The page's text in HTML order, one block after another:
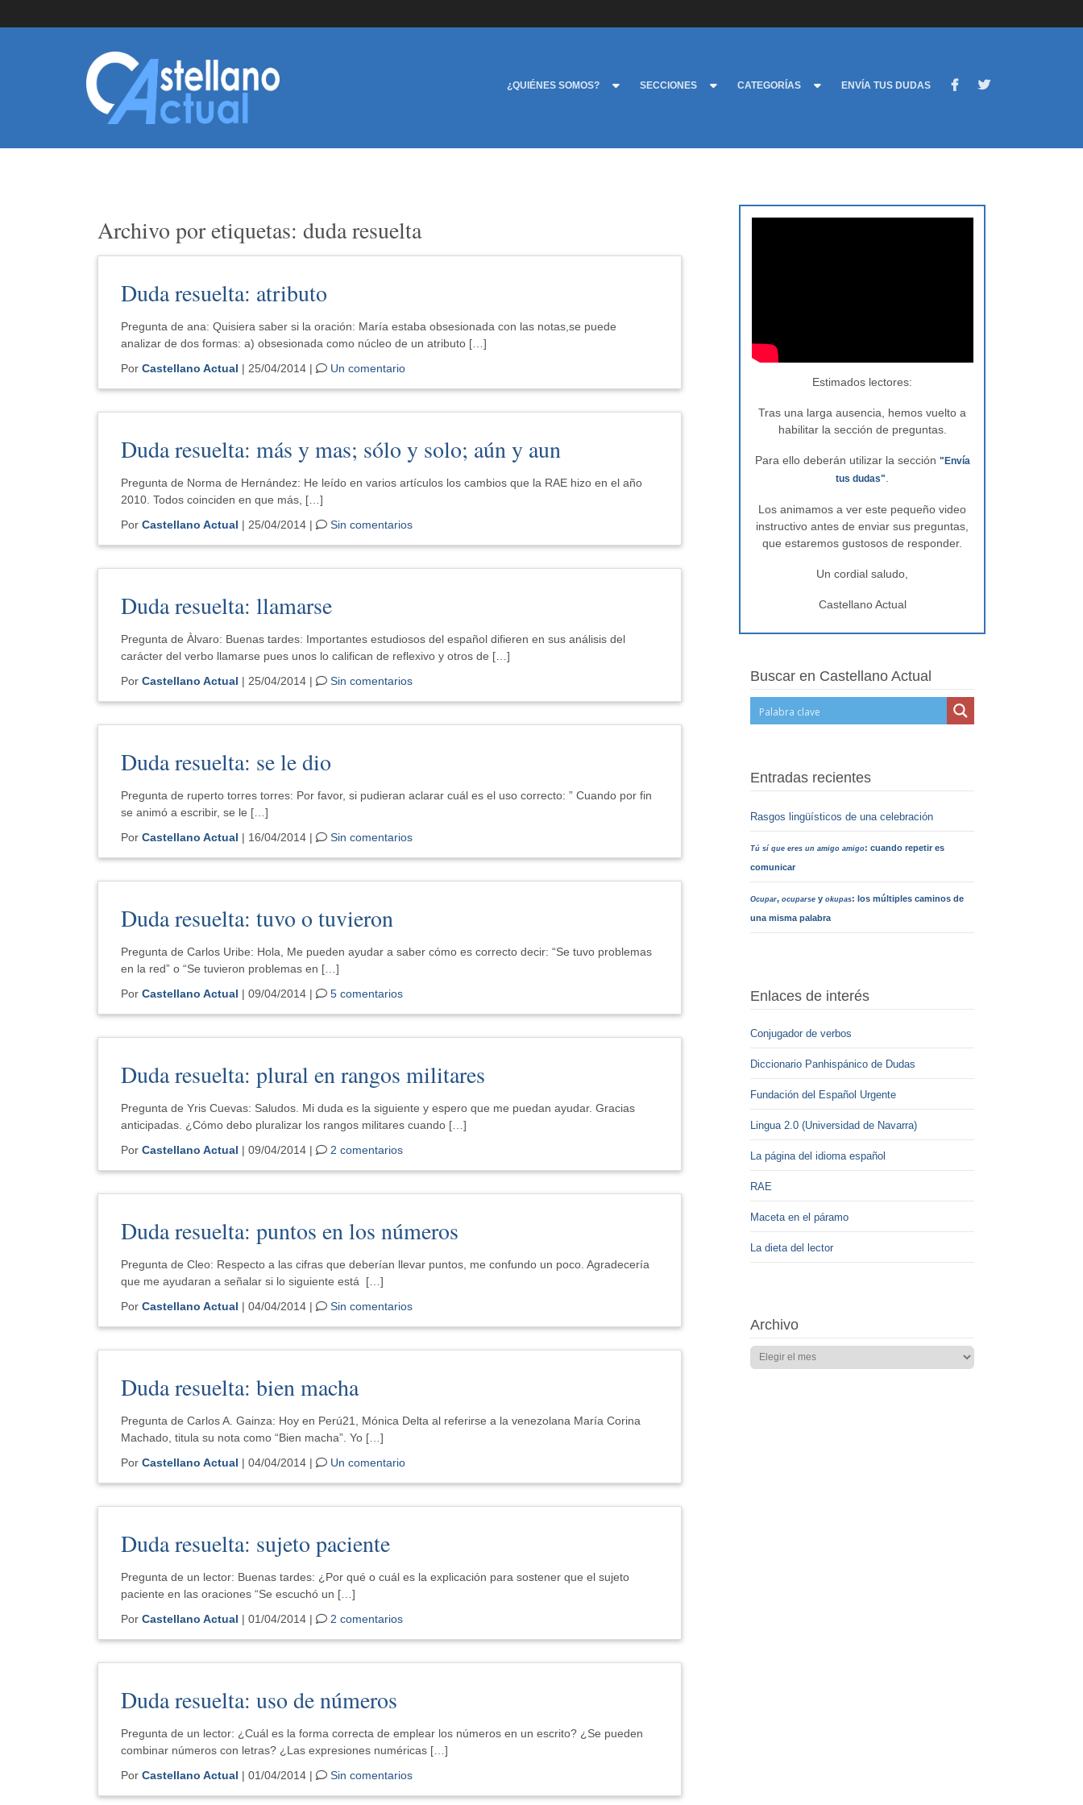
¿QUIÉNES SOMOS? SECCIONES CATEGORÍAS ENVÍA TUS DUDAS
Archivo por etiquetas: duda resuelta
Duda resuelta: atributo
Pregunta de ana: Quisiera saber si la oración: María estaba obsesionada con las notas,se puede
analizar de dos formas: a) obsesionada como núcleo de un atributo […]
Por Castellano Actual | 25/04/2014 | Un comentario
Duda resuelta: más y mas; sólo y solo; aún y aun
Pregunta de Norma de Hernández: He leído en varios artículos los cambios que la RAE hizo en el año
2010. Todos coinciden en que más, […]
Por Castellano Actual | 25/04/2014 | Sin comentarios
Duda resuelta: llamarse
Pregunta de Àlvaro: Buenas tardes: Importantes estudiosos del español difieren en sus análisis del
carácter del verbo llamarse pues unos lo califican de reflexivo y otros de […]
Por Castellano Actual | 25/04/2014 | Sin comentarios
Duda resuelta: se le dio
Pregunta de ruperto torres torres: Por favor, si pudieran aclarar cuál es el uso correcto: ” Cuando por fin
se animó a escribir, se le […]
Por Castellano Actual | 16/04/2014 | Sin comentarios
Duda resuelta: tuvo o tuvieron
Pregunta de Carlos Uribe: Hola, Me pueden ayudar a saber cómo es correcto decir: “Se tuvo problemas
en la red” o “Se tuvieron problemas en […]
Por Castellano Actual | 09/04/2014 | 5 comentarios
Duda resuelta: plural en rangos militares
Pregunta de Yris Cuevas: Saludos. Mi duda es la siguiente y espero que me puedan ayudar. Gracias
anticipadas. ¿Cómo debo pluralizar los rangos militares cuando […]
Por Castellano Actual | 09/04/2014 | 2 comentarios
Duda resuelta: puntos en los números
Pregunta de Cleo: Respecto a las cifras que deberían llevar puntos, me confundo un poco. Agradecería
que me ayudaran a señalar si lo siguiente está […]
Por Castellano Actual | 04/04/2014 | Sin comentarios
Duda resuelta: bien macha
Pregunta de Carlos A. Gainza: Hoy en Perú21, Mónica Delta al referirse a la venezolana María Corina
Machado, titula su nota como “Bien macha”. Yo […]
Por Castellano Actual | 04/04/2014 | Un comentario
Duda resuelta: sujeto paciente
Pregunta de un lector: Buenas tardes: ¿Por qué o cuál es la explicación para sostener que el sujeto
paciente en las oraciones “Se escuchó un […]
Por Castellano Actual | 01/04/2014 | 2 comentarios
Duda resuelta: uso de números
Pregunta de un lector: ¿Cuál es la forma correcta de emplear los números en un escrito? ¿Se pueden
combinar números con letras? ¿Las expresiones numéricas […]
Por Castellano Actual | 01/04/2014 | Sin comentarios
Estimados lectores:
Tras una larga ausencia, hemos vuelto a
habilitar la sección de preguntas.
Para ello deberán utilizar la sección "Envía
tus dudas"
Los animamos a ver este pequeño video
instructivo antes de enviar sus preguntas,
que estaremos gustosos de responder.
Un cordial saludo,
Castellano Actual
Buscar en Castellano Actual
Entradas recientes
Rasgos lingüísticos de una celebración
Tú sí que eres un amigo amigo: cuando repetir es
comunicar
Ocupar, ocuparsey okupas: los múltiples caminos de
una misma palabra
Enlaces de interés
Conjugador de verbos
Diccionario Panhispánico de Dudas
Fundación del Español Urgente
Lingua 2.0 (Universidad de Navarra)
La página del idioma español
RAE
Maceta en el páramo
La dieta del lector
Archivo